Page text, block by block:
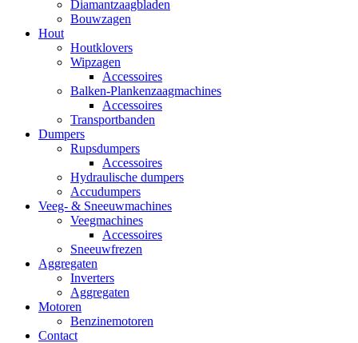
Diamantzaagbladen
Bouwzagen
Hout
Houtklovers
Wipzagen
Accessoires
Balken-Plankenzaagmachines
Accessoires
Transportbanden
Dumpers
Rupsdumpers
Accessoires
Hydraulische dumpers
Accudumpers
Veeg- & Sneeuwmachines
Veegmachines
Accessoires
Sneeuwfrezen
Aggregaten
Inverters
Aggregaten
Motoren
Benzinemotoren
Contact